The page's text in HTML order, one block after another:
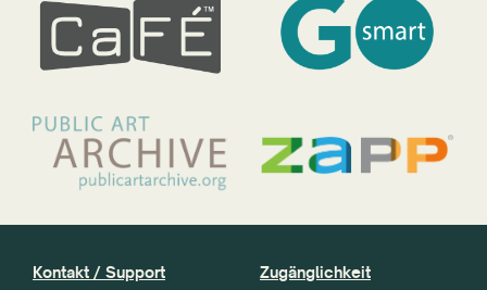
Kontakt / Support Zugänglichkeit